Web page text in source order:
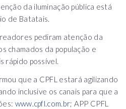
da iluminação pública está
de Batatais.
pediram atenção da
chamados da população e
rápido possível.
que a CPFL estará agilizando
inclusive os canais para que a
www.cpfl.com.br; APP CPFL